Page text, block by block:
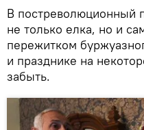
В постреволюционный
не только елка, но и
пережитком
и празднике на
забыть.